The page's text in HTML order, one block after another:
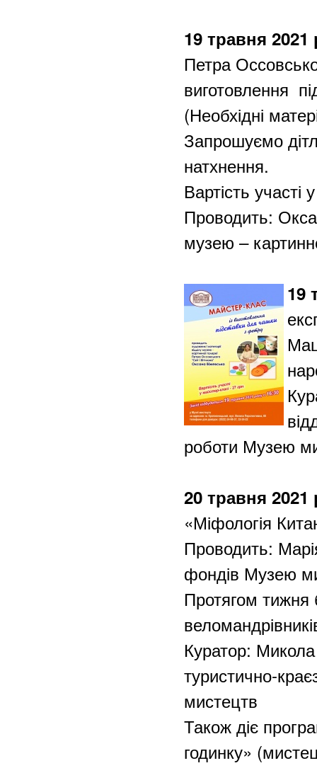
19 травня 2021
Петра
виготовлення
(Необхідні
Запрошуємо
натхнення.
Вартість
Проводить:
музею –
19
роботи Музею
20 травня 2021
«Міфологія
Проводить:
фондів Музею
Протягом тижня
Куратор: Микола
туристично-
мистецтв
Також діє
годинку»